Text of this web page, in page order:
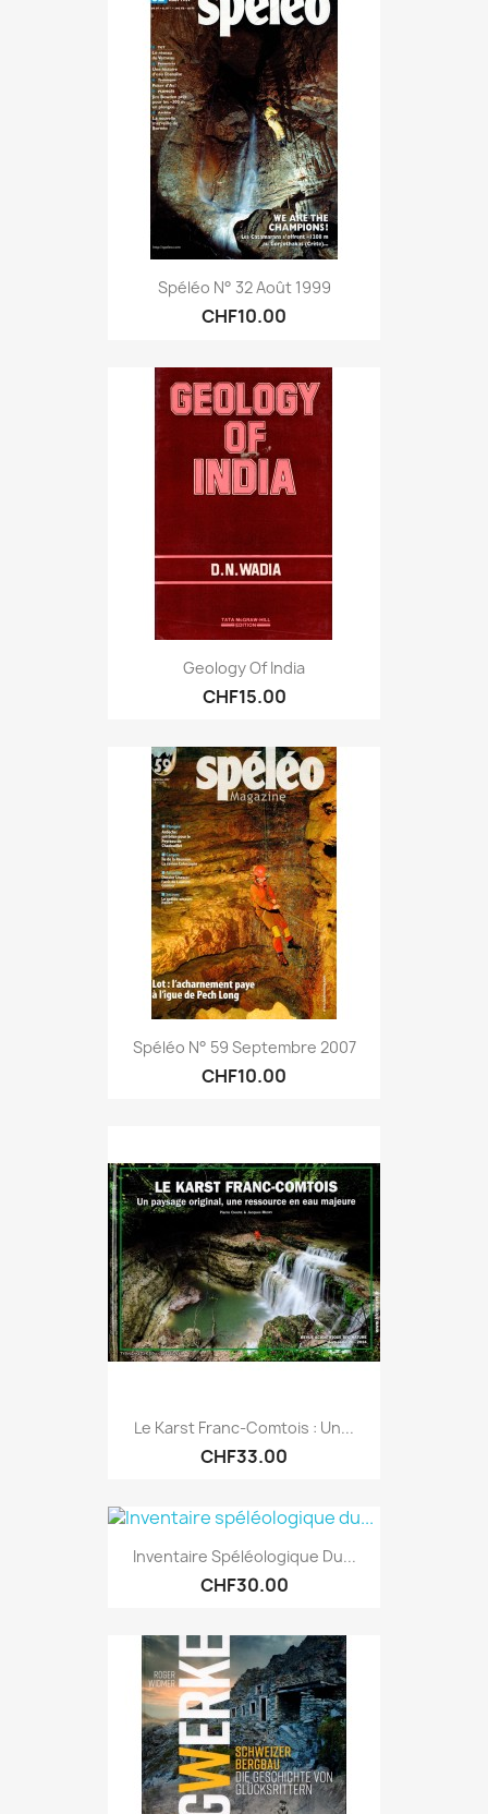
Spéléo N° 32 Août 1999
CHF10.00
Geology Of India
CHF15.00
Spéléo N° 59 Septembre 2007
CHF10.00
Le Karst Franc-Comtois : Un...
CHF33.00
Inventaire Spéléologique Du...
CHF30.00